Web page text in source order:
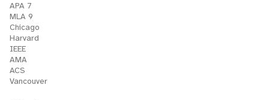
APA 7
MLA 9
Chicago
Harvard
IEEE
AMA
ACS
Vancouver